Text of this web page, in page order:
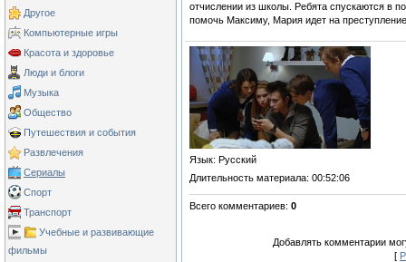
Другое
Компьютерные игры
Красота и здоровье
Люди и блоги
Музыка
Общество
Путешествия и события
Развлечения
Сериалы
Спорт
Транспорт
Учебные и развивающие
фильмы
отчислении из школы. Ребята спускаются в
помочь Максиму, Мария идет на
Язык: Русский
Длительность материала: 00:52:06
Всего комментариев: 0
Добавлять комментарии
[